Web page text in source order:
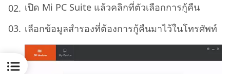
เปิด Mi PC Suite แล้วคลิกที่ตัวเลือกการกู้คืน
เลือกข้อมูลสํารองที่ต้องการกู้คืนมาไว้ในโทรศัพท์